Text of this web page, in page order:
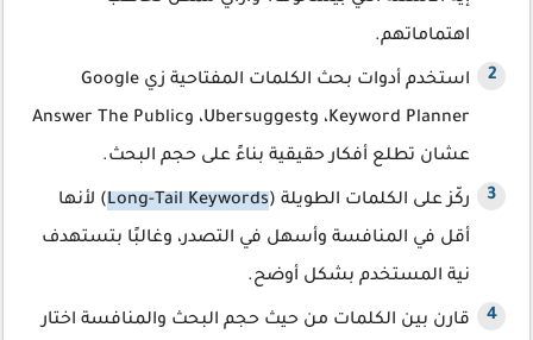
اهتماماتهم.
استخدم أدوات بحث الكلمات المفتاحية زي Google
Keyword Planner، وUbersuggest، وAnswer The Public
عشان تطلع أفكار حقيقية بناءً على حجم البحث.
ركّز على الكلمات الطويلة (Long-Tail Keywords) لأنها
أقل في المنافسة وأسهل في التصدر، وغالبًا بتستهدف
نية المستخدم بشكل أوضح.
قارن بين الكلمات من حيث حجم البحث والمنافسة اختار